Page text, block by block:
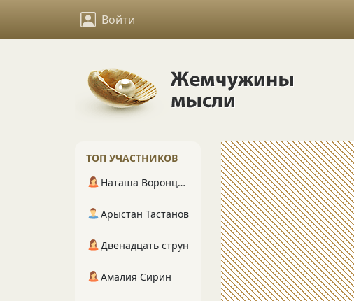
Войти
ТОП УЧАСТНИКОВ
Наташа Воронцова
Арыстан Тастанов
Двенадцать струн
Амалия Сирин